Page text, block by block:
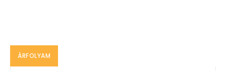
ÁRFOLYAM